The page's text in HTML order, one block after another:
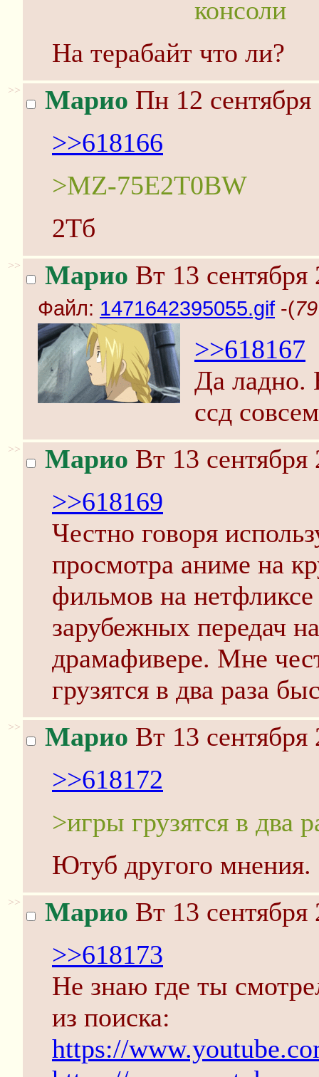
консоли
На терабайт что ли?
>> Марио Пн 12
>>618166
>MZ-75E2T0BW
2Тб
>> Марио Вт 13
Файл: 1471642395055.gif -(
>>618167
Да ладно.
ссд
>> Марио Вт 13
>>618169
Честно говоря
просмотра аниме на
фильмов на
зарубежных передач
драмафивере. Мне
грузятся в два раза
>> Марио Вт 13
>>618172
>игры грузятся в два
Ютуб другого мнения.
>> Марио Вт 13
>>618173
Не знаю где ты
из поиска:
https://